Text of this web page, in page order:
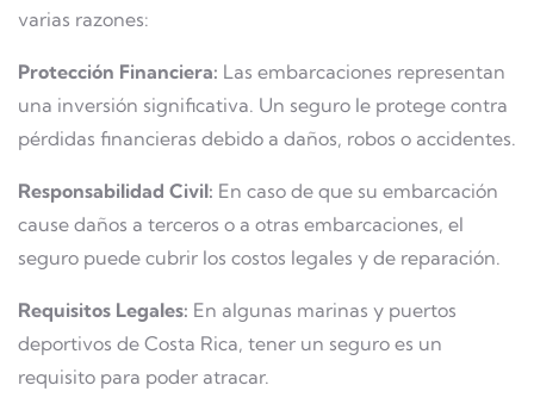
varias razones:
Protección Financiera: Las embarcaciones representan
una inversión significativa. Un seguro le protege contra
pérdidas financieras debido a daños, robos o accidentes.
Responsabilidad Civil: En caso de que su embarcación
cause daños a terceros o a otras embarcaciones, el
seguro puede cubrir los costos legales y de reparación.
Requisitos Legales: En algunas marinas y puertos
deportivos de Costa Rica, tener un seguro es un
requisito para poder atracar.